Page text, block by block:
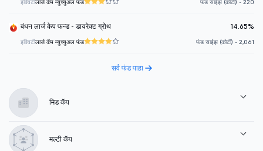
इक्विटीलार्ज कॅप म्युच्युअल फंड फंड साईझ (कोटी) - 220
बंधन लार्ज केप फन्ड - डायरेक्ट ग्रोथ 14.65%
इक्विटीलार्ज कॅप म्युच्युअल फंड फंड साईझ (कोटी) - 2,061
सर्व फंड पाहा
मिड कॅप
मल्टी कॅप